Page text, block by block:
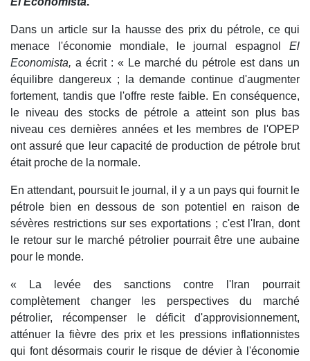
Dans un article sur la hausse des prix du pétrole, ce qui
menace l'économie mondiale, le journal espagnol El
Economista, a écrit : « Le marché du pétrole est dans un
équilibre dangereux ; la demande continue d'augmenter
fortement, tandis que l'offre reste faible. En conséquence,
le niveau des stocks de pétrole a atteint son plus bas
niveau ces dernières années et les membres de l'OPEP
ont assuré que leur capacité de production de pétrole brut
était proche de la normale.
En attendant, poursuit le journal, il y a un pays qui fournit le
pétrole bien en dessous de son potentiel en raison de
sévères restrictions sur ses exportations ; c'est l'Iran, dont
le retour sur le marché pétrolier pourrait être une aubaine
pour le monde.
« La levée des sanctions contre l'Iran pourrait
complètement changer les perspectives du marché
pétrolier, récompenser le déficit d'approvisionnement,
atténuer la fièvre des prix et les pressions inflationnistes
qui font désormais courir le risque de dévier à l'économie